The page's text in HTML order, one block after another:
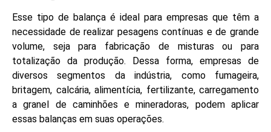
Esse tipo de balança é ideal para empresas que têm a
necessidade de realizar pesagens contínuas e de grande
volume, seja para fabricação de misturas ou para
totalização da produção. Dessa forma, empresas de
diversos segmentos da indústria, como fumageira,
britagem, calcária, alimentícia, fertilizante, carregamento
a granel de caminhões e mineradoras, podem aplicar
essas balanças em suas operações.